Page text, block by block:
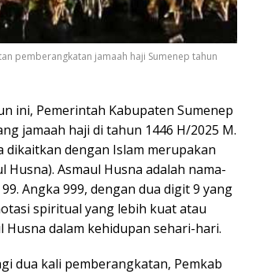
pemberangkatan jamaah haji Sumenep tahun
ini, Pemerintah Kabupaten Sumenep
jamaah haji di tahun 1446 H/2025 M.
dikaitkan dengan Islam merupakan
Husna). Asmaul Husna adalah nama-
Angka 999, dengan dua digit 9 yang
spiritual yang lebih kuat atau
dalam kehidupan sehari-hari.
dua kali pemberangkatan, Pemkab